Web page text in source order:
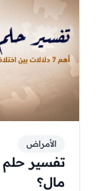
الأمراض
تفسير
مال؟